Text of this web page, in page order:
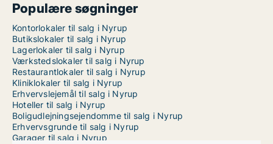
Populære søgninger
Kontorlokaler til salg i Nyrup
Butikslokaler til salg i Nyrup
Lagerlokaler til salg i Nyrup
Værkstedslokaler til salg i Nyrup
Restaurantlokaler til salg i Nyrup
Kliniklokaler til salg i Nyrup
Erhvervslejemål til salg i Nyrup
Hoteller til salg i Nyrup
Boligudlejningsejendomme til salg i Nyrup
Erhvervsgrunde til salg i Nyrup
Garager til salg i Nyrup